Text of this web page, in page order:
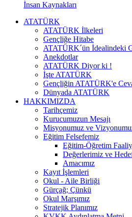
İnsan Kaynakları
ATATÜRK
ATATÜRK İlkeleri
Gençliğe Hitabe
ATATÜRK´ün İdealindeki
Anekdotlar
ATATÜRK Diyor ki !
İşte ATATÜRK
Gençliğin ATATÜRK'e
Dünyada ATATÜRK
HAKKIMIZDA
Tarihçemiz
Kurucumuzun Mesajı
Misyonumuz ve
Eğitim Felsefemiz
Eğitim-Öğretim
Değerlerimiz ve
Amacımız
Kayıt İşlemleri
Okul - Aile Birliği
Gürçağ; Çünkü
Okul Marşımız
Stratejik Planımız